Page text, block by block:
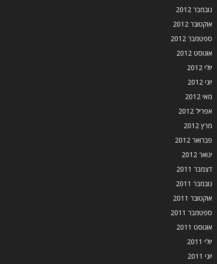
נובמבר 2012
אוקטובר 2012
ספטמבר 2012
אוגוסט 2012
יולי 2012
יוני 2012
מאי 2012
אפריל 2012
מרץ 2012
פברואר 2012
ינואר 2012
דצמבר 2011
נובמבר 2011
אוקטובר 2011
ספטמבר 2011
אוגוסט 2011
יולי 2011
יוני 2011